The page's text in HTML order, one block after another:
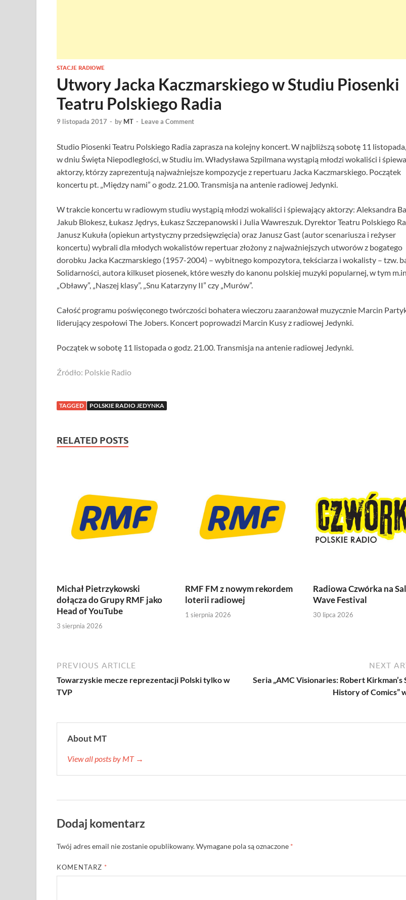
STACJE RADIOWE
Utwory Jacka Kaczmarskiego w Studiu Piosenki
Teatru Polskiego Radia
9 listopada 2017 - by MT - Leave a Comment
Studio Piosenki Teatru Polskiego Radia zaprasza na kolejny koncert. W najbliższą sobotę 11
w dniu Święta Niepodległości, w Studiu im. Władysława Szpilmana wystąpią młodzi wokaliści i
aktorzy, którzy zaprezentują najważniejsze kompozycje z repertuaru Jacka Kaczmarskiego. Początek
koncertu pt. „Między nami” o godz. 21.00. Transmisja na antenie radiowej Jedynki.
W trakcie koncertu w radiowym studiu wystąpią młodzi wokaliści i śpiewający aktorzy: Aleksandra
Jakub Blokesz, Łukasz Jędrys, Łukasz Szczepanowski i Julia Wawreszuk. Dyrektor Teatru Polskiego
Janusz Kukuła (opiekun artystyczny przedsięwzięcia) oraz Janusz Gast (autor scenariusza i reżyser
koncertu) wybrali dla młodych wokalistów repertuar złożony z najważniejszych utworów z bogatego
dorobku Jacka Kaczmarskiego (1957-2004) – wybitnego kompozytora, tekściarza i wokalisty – tzw.
Solidarności, autora kilkuset piosenek, które weszły do kanonu polskiej muzyki popularnej, w tym
„Obławy”, „Naszej klasy”, „Snu Katarzyny II” czy „Murów”.
Całość programu poświęconego twórczości bohatera wieczoru zaaranżował muzycznie Marcin
liderujący zespołowi The Jobers. Koncert poprowadzi Marcin Kusy z radiowej Jedynki.
Początek w sobotę 11 listopada o godz. 21.00. Transmisja na antenie radiowej Jedynki.
Źródło: Polskie Radio
TAGGED POLSKIE RADIO JEDYNKA
RELATED POSTS
Michał Pietrzykowski
dołącza do Grupy RMF jako
Head of YouTube
3 sierpnia 2026
RMF FM z nowym rekordem
loterii radiowej
1 sierpnia 2026
Radiowa Czwórka na
Wave Festival
30 lipca 2026
PREVIOUS ARTICLE
Towarzyskie mecze reprezentacji Polski tylko w
TVP
NEXT
Seria „AMC Visionaries: Robert Kirkman’s
History of Comics”
About MT
View all posts by MT →
Dodaj komentarz
Twój adres email nie zostanie opublikowany.Wymagane pola są oznaczone *
KOMENTARZ *